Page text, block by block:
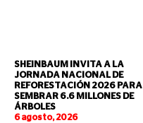
SHEINBAUM INVITA A LA
JORNADA NACIONAL DE
REFORESTACIÓN 2026 PARA
SEMBRAR 6.6 MILLONES DE
ÁRBOLES
6 agosto, 2026